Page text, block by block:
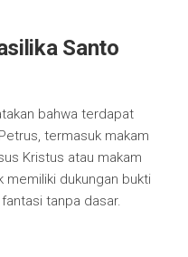
Santo
bahwa terdapat
termasuk makam
Kristus atau makam
memiliki dukungan bukti
tanpa dasar.